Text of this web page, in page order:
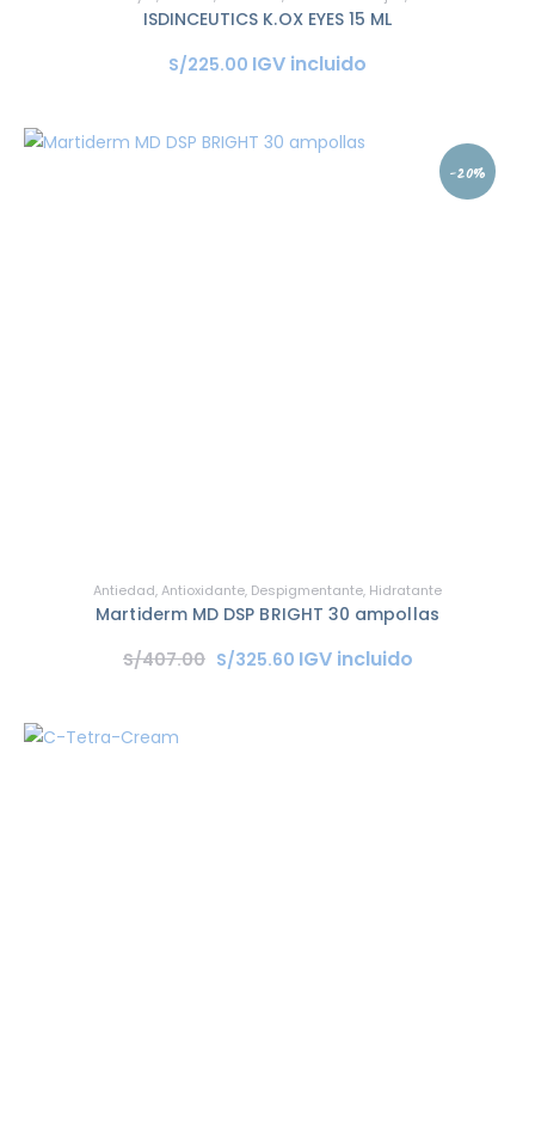
ISDINCEUTICS K.OX EYES 15 ML
S/225.00 IGV incluido
-20%
Antiedad,Antioxidante, Despigmentante, Hidratante
Martiderm MD DSP BRIGHT 30 ampollas
S/407.00 S/325.60 IGV incluido